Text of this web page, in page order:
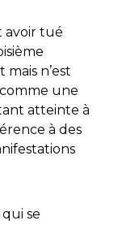
avoir tué
n’est
une
atteinte à
à des
se